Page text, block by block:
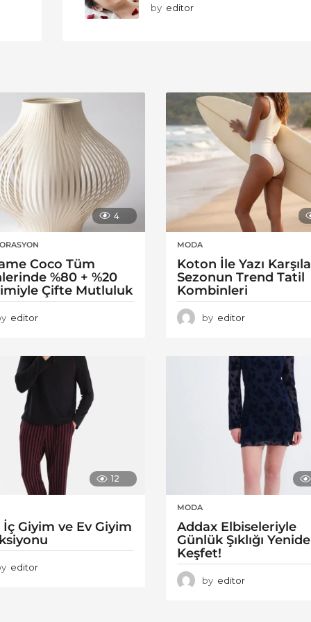
by editor
4
Coco Tüm
%80 + %20
Çifte Mutluluk
editor
MODA
Koton İle Yazı
Sezonun Trend Tatil
Kombinleri
by editor
12
İç Giyim ve Ev Giyim
editor
MODA
Addax Elbiseleriyle
Günlük Şıklığı
Keşfet!
by editor